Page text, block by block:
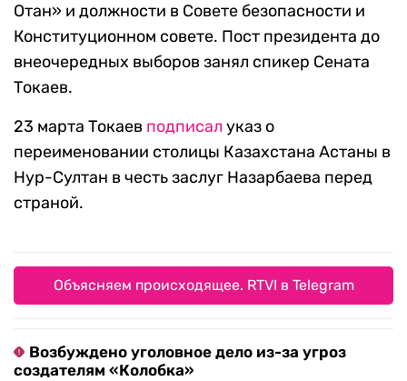
Отан» и должности в Совете безопасности и
Конституционном совете. Пост президента до
внеочередных выборов занял спикер Сената
Токаев.
23 марта Токаев подписал указ о
переименовании столицы Казахстана Астаны в
Нур-Султан в честь заслуг Назарбаева перед
страной.
Объясняем происходящее. RTVI в Telegram
Возбуждено уголовное дело из-за угроз
создателям «Колобка»